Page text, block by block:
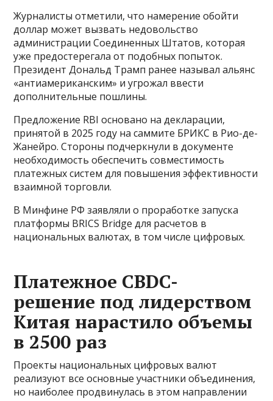
Журналисты отметили, что намерение обойти
доллар может вызвать недовольство
администрации Соединенных Штатов, которая
уже предостерегала от подобных попыток.
Президент Дональд Трамп ранее называл альянс
«антиамериканским» и угрожал ввести
дополнительные пошлины.
Предложение RBI основано на декларации,
принятой в 2025 году на саммите БРИКС в Рио-де-
Жанейро. Стороны подчеркнули в документе
необходимость обеспечить совместимость
платежных систем для повышения эффективности
взаимной торговли.
В Минфине РФ заявляли о проработке запуска
платформы BRICS Bridge для расчетов в
национальных валютах, в том числе цифровых.
Платежное CBDC-
решение под лидерством
Китая нарастило объемы
в 2500 раз
Проекты национальных цифровых валют
реализуют все основные участники объединения,
но наиболее продвинулась в этом направлении